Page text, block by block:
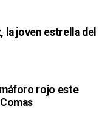
la joven estrella del
rojo este